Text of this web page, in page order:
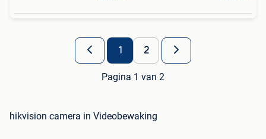
1 2
Pagina 1 van 2
hikvision camera in Videobewaking